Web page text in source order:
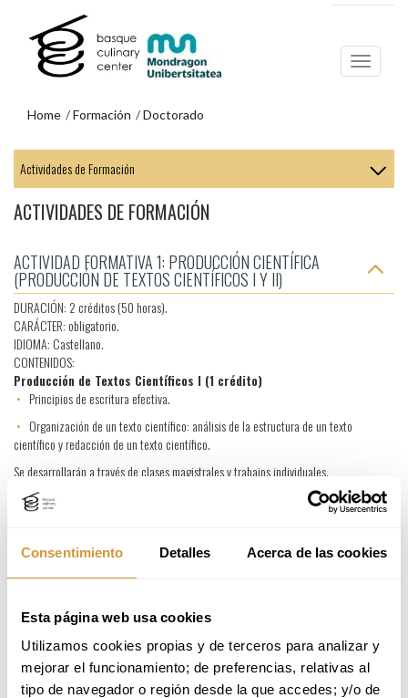
Consentimiento Detalles Acerca de las cookies
Esta página web usa cookies
Utilizamos cookies propias y de terceros para analizar y
mejorar el funcionamiento; de preferencias, relativas al
tipo de navegador o región desde la que accedes; y/o de
contenido
principal
navegación
Home Formación Doctorado
menú
ACTIVIDADES DE FORMACIÓN
ACTIVIDAD FORMATIVA 1: PRODUCCIÓN CIENTÍFICA
(PRODUCCIÓN DE TEXTOS CIENTÍFICOS I Y II)
DURACIÓN: 2 créditos (50 horas).
CARÁCTER: obligatorio.
IDIOMA: Castellano.
CONTENIDOS:
Producción de Textos Científicos I (1 crédito)
• Principios de escritura efectiva.
• Organización de un texto científico: análisis de la estructura de un texto
científico y redacción de un texto científico.
Se desarrollarán a través de clases magistrales y trabajos individuales.
Producción de Textos Científicos II (1 crédito)
Preparar el manuscrito para publicar.
• Proceso de Revisión.
Cómo ser revisor de un artículo científico.
ACTIVIDAD FORMATIVA 2: FORMACIÓN ESPECÍFICA
ACTIVIDAD FORMATIVA 3: FORMACIÓN NO REGLADA